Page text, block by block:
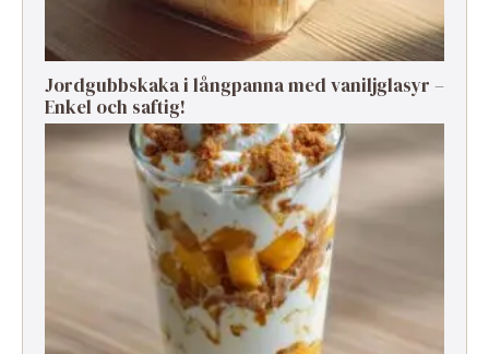
Jordgubbskaka i långpanna med vaniljglasyr –
Enkel och saftig!